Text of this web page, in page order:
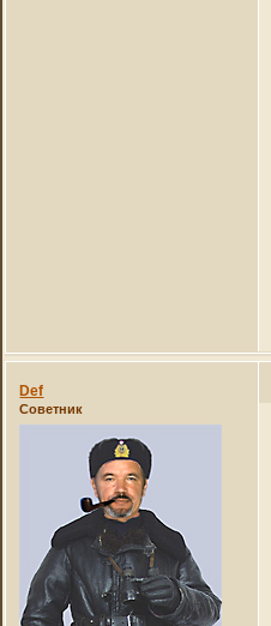
Def
Советник